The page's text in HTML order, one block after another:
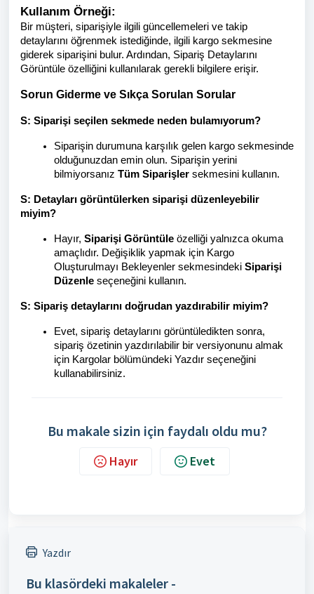
Kullanım Örneği:
Bir müşteri, siparişiyle ilgili güncellemeleri ve takip
detaylarını öğrenmek istediğinde, ilgili kargo sekmesine
giderek siparişini bulur. Ardından, Sipariş Detaylarını
Görüntüle özelliğini kullanılarak gerekli bilgilere erişir.
Sorun Giderme ve Sıkça Sorulan Sorular
S: Siparişi seçilen sekmede neden bulamıyorum?
Siparişin durumuna karşılık gelen kargo sekmesinde
olduğunuzdan emin olun. Siparişin yerini
bilmiyorsanız Tüm Siparişler sekmesini kullanın.
S: Detayları görüntülerken siparişi düzenleyebilir
miyim?
Hayır, Siparişi Görüntüle özelliği yalnızca okuma
amaçlıdır. Değişiklik yapmak için Kargo
Oluşturulmayı Bekleyenler sekmesindeki Siparişi
Düzenle seçeneğini kullanın.
S: Sipariş detaylarını doğrudan yazdırabilir miyim?
Evet, sipariş detaylarını görüntüledikten sonra,
sipariş özetinin yazdırılabilir bir versiyonunu almak
için Kargolar bölümündeki Yazdır seçeneğini
kullanabilirsiniz.
Bu makale sizin için faydalı oldu mu?
Hayır Evet
Yazdır
Bu klasördeki makaleler -